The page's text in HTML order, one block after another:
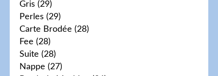
Gris (29)
Perles (29)
Carte Brodée (28)
Fee (28)
Suite (28)
Nappe (27)